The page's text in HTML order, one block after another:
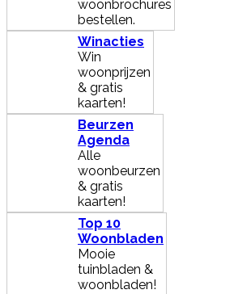
woonbrochures
bestellen.
Winacties
Win
woonprijzen
& gratis
kaarten!
Beurzen
Agenda
Alle
woonbeurzen
& gratis
kaarten!
Top 10
Woonbladen
Mooie
tuinbladen &
woonbladen!